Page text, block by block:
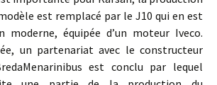
est remplacé par le J10 qui en est
moderne, équipée d’un moteur Iveco.
un partenariat avec le constructeur
est conclu par lequel